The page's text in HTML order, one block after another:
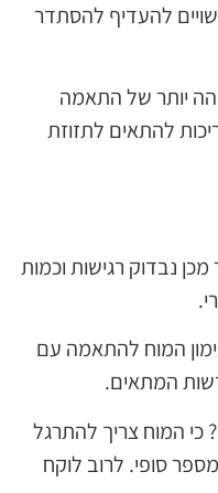
להעדיף להסתדר
יותר של התאמה
להתאים לתזוזת
נבדוק רגישות וכמות
המוח להתאמה עם
המתאים.
המוח צריך להתרגל
סופי. לרוב לוקח